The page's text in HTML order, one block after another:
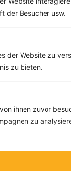
der Besucher usw.
der Website zu
zu bieten.
ihnen zuvor
zu
›
Buchweizen mit Hühnerfilet und Rucolasalsa